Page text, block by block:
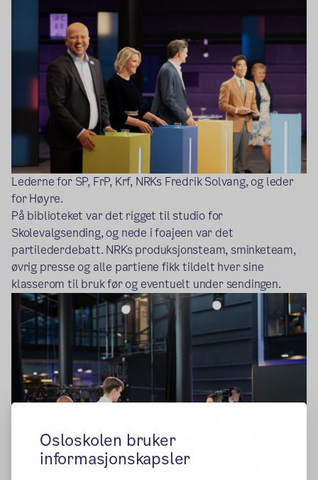
Osloskolen bruker
informasjonskapsler
Lederne for SP, FrP, Krf, NRKs Fredrik Solvang, og leder
for Høyre.
På biblioteket var det rigget til studio for
Skolevalgsending, og nede i foajeen var det
partilederdebatt. NRKs produksjonsteam, sminketeam,
øvrig presse og alle partiene fikk tildelt hver sine
klasserom til bruk før og eventuelt under sendingen.